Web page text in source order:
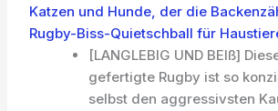
Katzen und Hunde, der die
Rugby-Biss-Quietschball für
[LANGLEBIG UND BEIß]
gefertigte Rugby ist so
selbst den aggressivsten